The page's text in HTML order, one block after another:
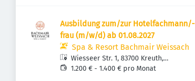
Ausbildung zum/zur Hotelfachmann/-
frau (m/w/d) ab 01.08.2027
Spa & Resort Bachmair Weissach
Wiesseer Str. 1, 83700 Kreuth,
Deutschland
1.200 € - 1.400 € pro Monat